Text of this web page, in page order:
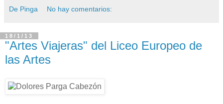
De Pinga No hay comentarios:
18/1/13
"Artes Viajeras" del Liceo Europeo de
las Artes